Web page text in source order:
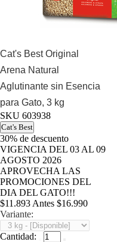
Cat's Best Original
Arena Natural
Aglutinante sin Esencia
para Gato, 3 kg
SKU 603938
Cat's Best
30% de descuento
VIGENCIA DEL 03 AL 09
AGOSTO 2026
APROVECHA LAS
PROMOCIONES DEL
DIA DEL GATO!!!
$11.893 Antes $16.990
Variante:
Cantidad: